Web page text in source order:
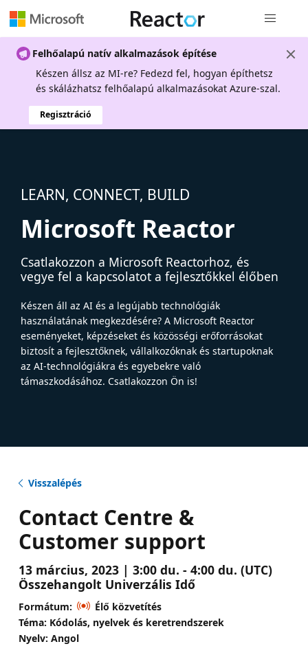
Felhőalapú natív alkalmazások építése
Készen állsz az MI-re? Fedezd fel, hogyan építhetsz
és skálázhatsz felhőalapú alkalmazásokat Azure-szal.
Regisztráció
LEARN, CONNECT, BUILD
Microsoft Reactor
Csatlakozzon a Microsoft Reactorhoz, és
vegye fel a kapcsolatot a fejlesztőkkel élőben
Készen áll az AI és a legújabb technológiák
használatának megkezdésére? A Microsoft Reactor
eseményeket, képzéseket és közösségi erőforrásokat
biztosít a fejlesztőknek, vállalkozóknak és startupoknak
az AI-technológiákra és egyebekre való
támaszkodásához. Csatlakozzon Ön is!
Visszalépés
Contact Centre &
Customer support
13 március, 2023 | 3:00 du. - 4:00 du. (UTC)
Összehangolt Univerzális Idő
Formátum:
Élő közvetítés
Téma: Kódolás, nyelvek és keretrendszerek
Nyelv: Angol